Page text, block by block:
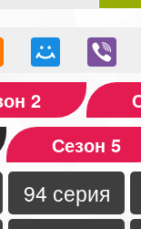
2
Сезон 5
94 серия